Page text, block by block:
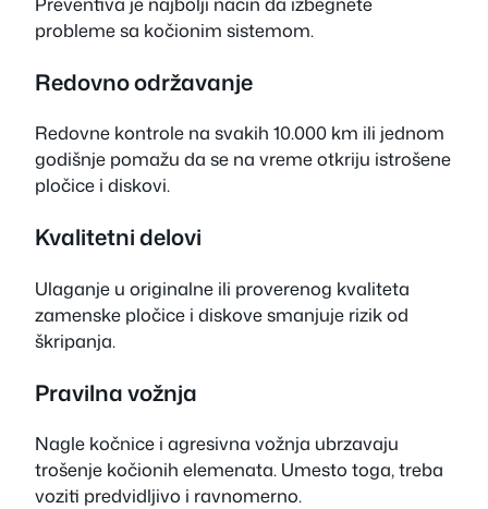
probleme sa kočionim sistemom.
Redovno održavanje
Redovne kontrole na svakih 10.000 km ili jednom
godišnje pomažu da se na vreme otkriju istrošene
pločice i diskovi.
Kvalitetni delovi
Ulaganje u originalne ili proverenog kvaliteta
zamenske pločice i diskove smanjuje rizik od
škripanja.
Pravilna vožnja
Nagle kočnice i agresivna vožnja ubrzavaju
trošenje kočionih elemenata. Umesto toga, treba
voziti predvidljivo i ravnomerno.